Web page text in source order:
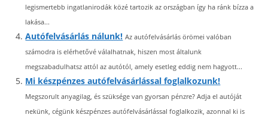
legismertebb ingatlanirodák közé tartozik az országban így ha ránk bízza a
lakása...
Autófelvásárlás nálunk! Az autófelvásárlás örömei valóban
számodra is elérhetővé válalhatnak, hiszen most általunk
megszabadulhatsz attól az autótól, amely esetleg eddig nem hagyott...
Mi készpénzes autófelvásárlással foglalkozunk!
Megszorult anyagilag, és szüksége van gyorsan pénzre? Adja el autóját
nekünk, cégünk készpénzes autófelvásárlással foglalkozik, azonnal ki is